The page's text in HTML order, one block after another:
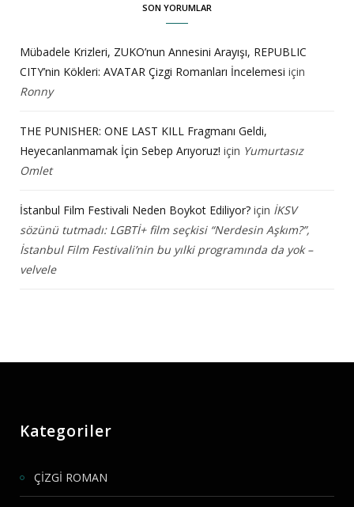
SON YORUMLAR
Mübadele Krizleri, ZUKO’nun Annesini Arayışı, REPUBLIC
CITY’nin Kökleri: AVATAR Çizgi Romanları İncelemesi için
Ronny
THE PUNISHER: ONE LAST KILL Fragmanı Geldi,
Heyecanlanmamak İçin Sebep Arıyoruz! için Yumurtasız
Omlet
İstanbul Film Festivali Neden Boykot Ediliyor? için İKSV
sözünü tutmadı: LGBTİ+ film seçkisi “Nerdesin Aşkım?”,
İstanbul Film Festivali’nin bu yılki programında da yok –
velvele
Kategoriler
ÇİZGİ ROMAN